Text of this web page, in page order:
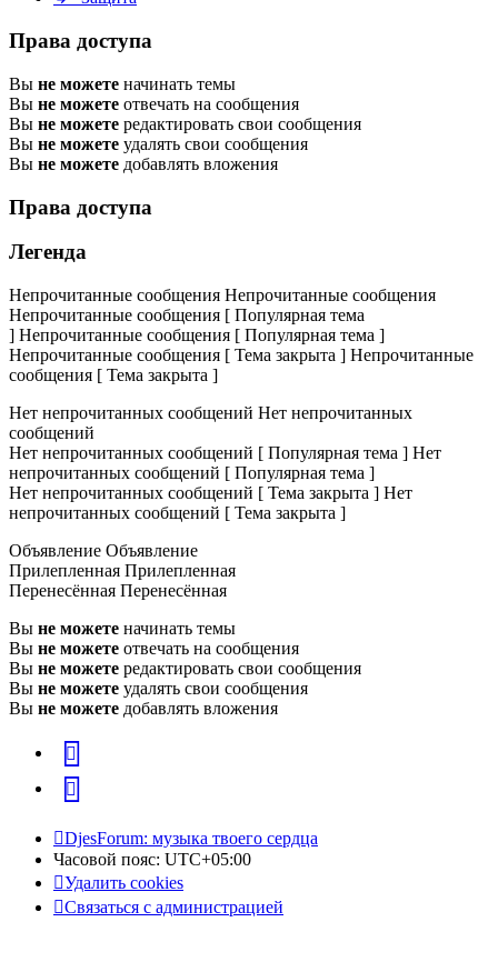
Права доступа
Вы не можете начинать темы
Вы не можете отвечать на сообщения
Вы не можете редактировать свои сообщения
Вы не можете удалять свои сообщения
Вы не можете добавлять вложения
Права доступа
Легенда
Непрочитанные сообщения Непрочитанные сообщения
Непрочитанные сообщения [ Популярная тема
] Непрочитанные сообщения [ Популярная тема ]
Непрочитанные сообщения [ Тема закрыта ] Непрочитанные
сообщения [ Тема закрыта ]
Нет непрочитанных сообщений Нет непрочитанных
сообщений
Нет непрочитанных сообщений [ Популярная тема ] Нет
непрочитанных сообщений [ Популярная тема ]
Нет непрочитанных сообщений [ Тема закрыта ] Нет
непрочитанных сообщений [ Тема закрыта ]
Объявление Объявление
Прилепленная Прилепленная
Перенесённая Перенесённая
Вы не можете начинать темы
Вы не можете отвечать на сообщения
Вы не можете редактировать свои сообщения
Вы не можете удалять свои сообщения
Вы не можете добавлять вложения
vk
Telegram
DjesForum: музыка твоего сердца
Часовой пояс: UTC+05:00
Удалить cookies
Связаться с администрацией